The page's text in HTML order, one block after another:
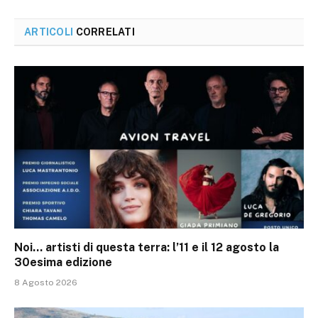
ARTICOLI CORRELATI
Noi… artisti di questa terra: l’11 e il 12 agosto la
30esima edizione
8 Agosto 2026